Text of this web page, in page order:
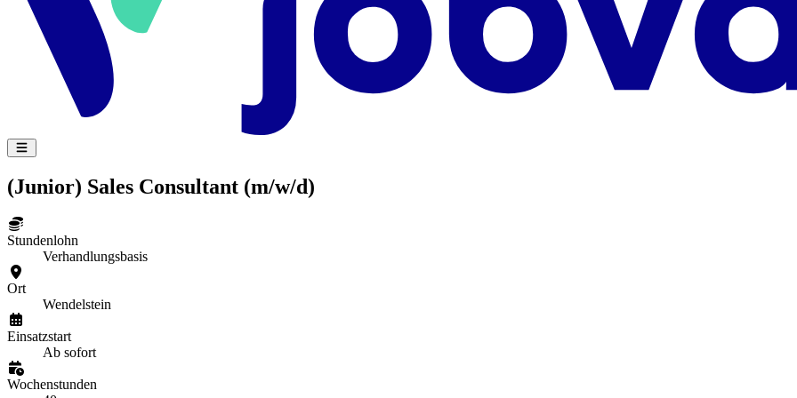
(Junior) Sales Consultant (m/w/d)
Stundenlohn
Verhandlungsbasis
Ort
Wendelstein
Einsatzstart
Ab sofort
Wochenstunden